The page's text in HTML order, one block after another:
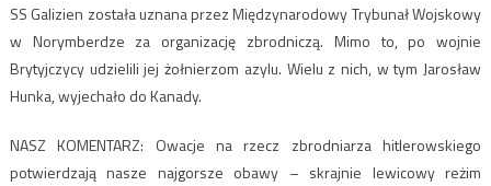
SS Galizien została uznana przez Międzynarodowy Trybunał Wojskowy
w Norymberdze za organizację zbrodniczą. Mimo to, po wojnie
Brytyjczycy udzielili jej żołnierzom azylu. Wielu z nich, w tym Jarosław
Hunka, wyjechało do Kanady.
NASZ KOMENTARZ: Owacje na rzecz zbrodniarza hitlerowskiego
potwierdzają nasze najgorsze obawy – skrajnie lewicowy reżim